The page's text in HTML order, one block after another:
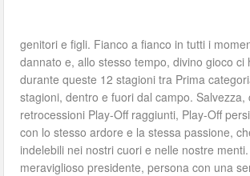
genitori e figli. Fianco a fianco in tutti i
dannato e, allo stesso tempo, divino gioco ci
durante queste 12 stagioni tra Prima
stagioni, dentro e fuori dal campo. Salvezza,
retrocessioni Play-Off raggiunti, Play-Off
con lo stesso ardore e la stessa passione,
indelebili nei nostri cuori e nelle nostre
meraviglioso presidente, persona con una